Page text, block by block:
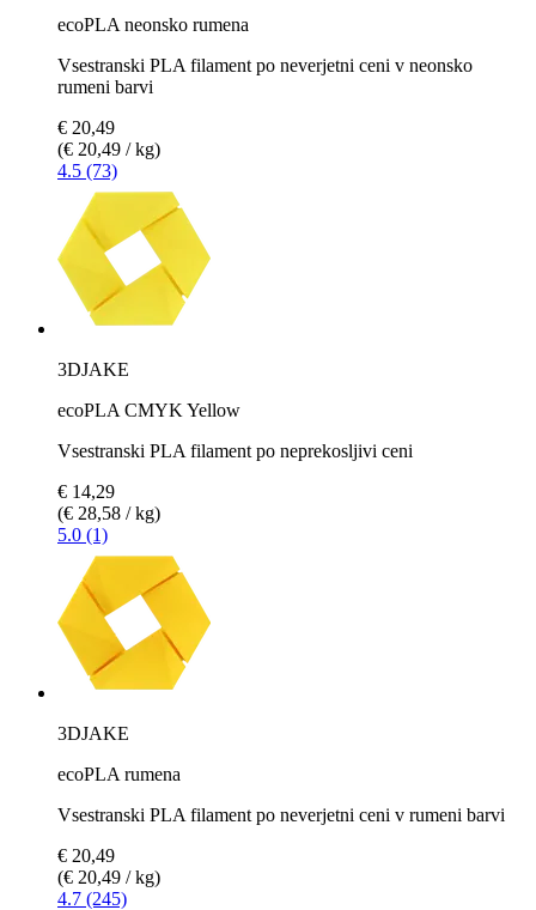
ecoPLA neonsko rumena
Vsestranski PLA filament po neverjetni ceni v neonsko
rumeni barvi
€ 20,49
(€ 20,49 / kg)
4.5 (73)
3DJAKE
ecoPLA CMYK Yellow
Vsestranski PLA filament po neprekosljivi ceni
€ 14,29
(€ 28,58 / kg)
5.0 (1)
3DJAKE
ecoPLA rumena
Vsestranski PLA filament po neverjetni ceni v rumeni barvi
€ 20,49
(€ 20,49 / kg)
4.7 (245)